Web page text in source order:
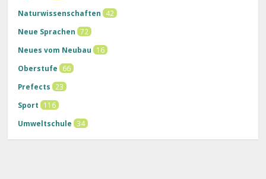
Naturwissenschaften
42
Neue Sprachen 72
Neues vom Neubau
16
Oberstufe
66
Prefects
23
Sport
116
Umweltschule
34